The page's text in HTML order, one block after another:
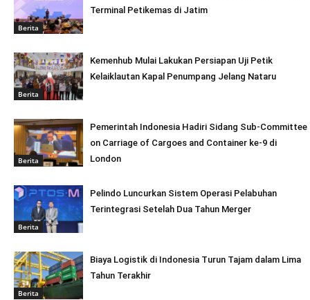
Berita
Terminal Petikemas di Jatim
Berita
Kemenhub Mulai Lakukan Persiapan Uji Petik
Kelaiklautan Kapal Penumpang Jelang Nataru
Berita
Pemerintah Indonesia Hadiri Sidang Sub-Committee
on Carriage of Cargoes and Container ke-9 di
London
Berita
Pelindo Luncurkan Sistem Operasi Pelabuhan
Terintegrasi Setelah Dua Tahun Merger
Berita
Biaya Logistik di Indonesia Turun Tajam dalam Lima
Tahun Terakhir